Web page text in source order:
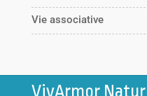
Vie associative
VivArmor